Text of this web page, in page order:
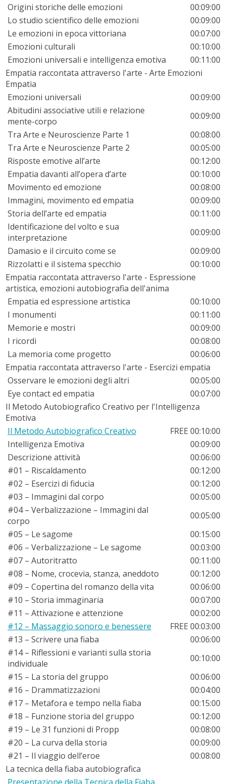
Origini storiche delle emozioni
00:09:00
Lo studio scientifico delle emozioni
00:09:00
Le emozioni in epoca vittoriana
00:07:00
Emozioni culturali
00:10:00
Emozioni universali e intelligenza emotiva
00:11:00
Empatia raccontata attraverso l'arte - Arte Emozioni
Empatia
Emozioni universali
00:09:00
Abitudini associative utili e relazione
mente-corpo
00:09:00
Tra Arte e Neuroscienze Parte 1
00:08:00
Tra Arte e Neuroscienze Parte 2
00:05:00
Risposte emotive all’arte
00:12:00
Empatia davanti all’opera d’arte
00:10:00
Movimento ed emozione
00:08:00
Immagini, movimento ed empatia
00:09:00
Storia dell’arte ed empatia
00:11:00
Identificazione del volto e sua
interpretazione
00:09:00
Damasio e il circuito come se
00:09:00
Rizzolatti e il sistema specchio
00:10:00
Empatia raccontata attraverso l'arte - Espressione
artistica, emozioni autobiografia dell'anima
Empatia ed espressione artistica
00:10:00
I monumenti
00:11:00
Memorie e mostri
00:09:00
I ricordi
00:08:00
La memoria come progetto
00:06:00
Empatia raccontata attraverso l'arte - Esercizi empatia
Osservare le emozioni degli altri
00:05:00
Eye contact ed empatia
00:07:00
Il Metodo Autobiografico Creativo per l'Intelligenza
Emotiva
Il Metodo Autobiografico Creativo
FREE 00:10:00
Intelligenza Emotiva
00:09:00
Descrizione attività
00:06:00
#01 – Riscaldamento
00:12:00
#02 – Esercizi di fiducia
00:12:00
#03 – Immagini dal corpo
00:05:00
#04 – Verbalizzazione – Immagini dal
corpo
00:05:00
#05 – Le sagome
00:15:00
#06 – Verbalizzazione – Le sagome
00:03:00
#07 – Autoritratto
00:11:00
#08 – Nome, crocevia, stanza, aneddoto
00:12:00
#09 – Copertina del romanzo della vita
00:06:00
#10 – Storia immaginaria
00:07:00
#11 – Attivazione e attenzione
00:02:00
#12 – Massaggio sonoro e benessere
FREE 00:03:00
#13 – Scrivere una fiaba
00:06:00
#14 – Riflessioni e varianti sulla storia
individuale
00:10:00
#15 – La storia del gruppo
00:06:00
#16 – Drammatizzazioni
00:04:00
#17 – Metafora e tempo nella fiaba
00:15:00
#18 – Funzione storia del gruppo
00:12:00
#19 – Le 31 funzioni di Propp
00:08:00
#20 – La curva della storia
00:09:00
#21 – Il viaggio dell’eroe
00:08:00
La tecnica della fiaba autobiografica